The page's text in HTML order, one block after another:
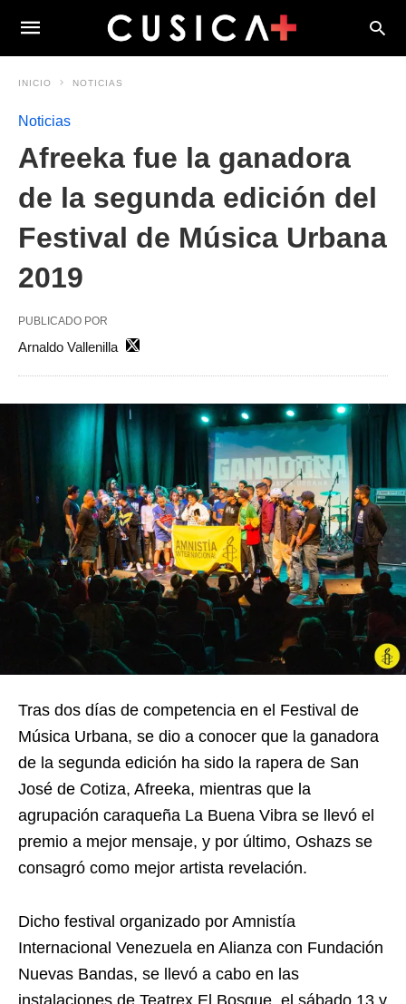
INICIO NOTICIAS
Noticias
Afreeka fue la ganadora
de la segunda edición del
Festival de Música Urbana
2019
PUBLICADO POR
Arnaldo Vallenilla
Tras dos días de competencia en el Festival de
Música Urbana, se dio a conocer que la ganadora
de la segunda edición ha sido la rapera de San
José de Cotiza, Afreeka, mientras que la
agrupación caraqueña La Buena Vibra se llevó el
premio a mejor mensaje, y por último, Oshazs se
consagró como mejor artista revelación.
Dicho festival organizado por Amnistía
Internacional Venezuela en Alianza con Fundación
Nuevas Bandas, se llevó a cabo en las
instalaciones de Teatrex El Bosque, el sábado 13 y